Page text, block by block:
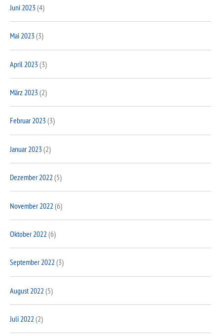
Juni 2023(4)
Mai 2023(3)
April 2023(3)
März 2023(2)
Februar 2023(3)
Januar 2023(2)
Dezember 2022 (5)
November 2022 (6)
Oktober 2022 (6)
September 2022 (3)
August 2022 (5)
Juli 2022 (2)